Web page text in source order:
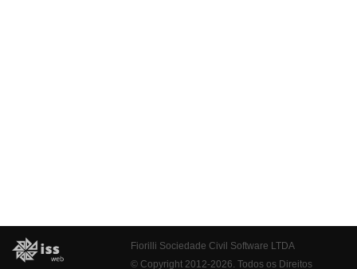
Fiorilli Sociedade Civil Software LTDA
© Copyright 2012-2026. Todos os Direitos